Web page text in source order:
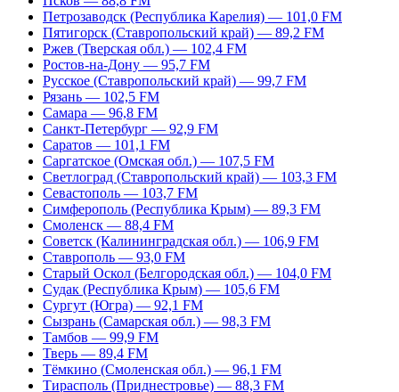
Петрозаводск (Республика Карелия) — 101,0 FM
Пятигорск (Ставропольский край) — 89,2 FM
Ржев (Тверская обл.) — 102,4 FM
Ростов-на-Дону — 95,7 FM
Русское (Ставропольский край) — 99,7 FM
Рязань — 102,5 FM
Самара — 96,8 FM
Санкт-Петербург — 92,9 FM
Саратов — 101,1 FM
Саргатское (Омская обл.) — 107,5 FM
Светлоград (Ставропольский край) — 103,3 FM
Севастополь — 103,7 FM
Симферополь (Республика Крым) — 89,3 FM
Смоленск — 88,4 FM
Советск (Калининградская обл.) — 106,9 FM
Ставрополь — 93,0 FM
Старый Оскол (Белгородская обл.) — 104,0 FM
Судак (Республика Крым) — 105,6 FM
Сургут (Югра) — 92,1 FM
Сызрань (Самарская обл.) — 98,3 FM
Тамбов — 99,9 FM
Тверь — 89,4 FM
Тёмкино (Смоленская обл.) — 96,1 FM
Тирасполь (Приднестровье) — 88,3 FM